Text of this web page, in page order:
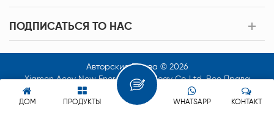
ПОДПИСАТЬСЯ TO НАС
Авторские Права © 2026
Xiamen Acey New Energy Technology Co.,Ltd. Все Права
Защищены.
ДОМ ПРОДУКТЫ КОНТАКТ
WHATSAPP